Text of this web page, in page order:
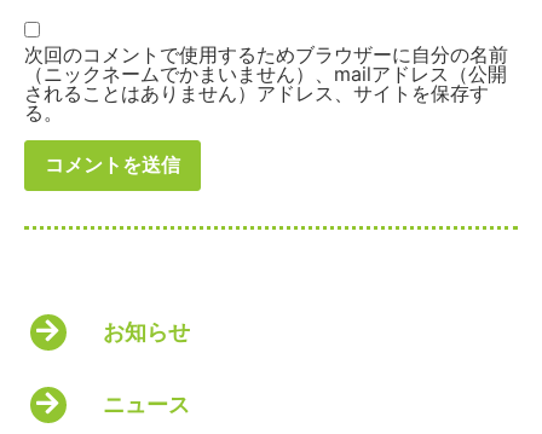
次回のコメントで使用するためブラウザーに自分の名前
（ニックネームでかまいません）、mailアドレス（公開
されることはありません）アドレス、サイトを保存す
る。
お知らせ
ニュース